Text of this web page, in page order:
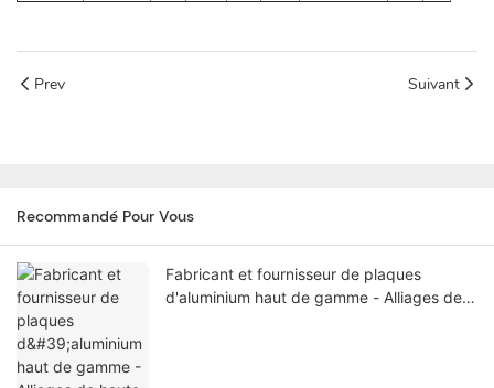
Prev Suivant
Recommandé Pour Vous
Fabricant et fournisseur de plaques
d'aluminium haut de gamme - Alliages de